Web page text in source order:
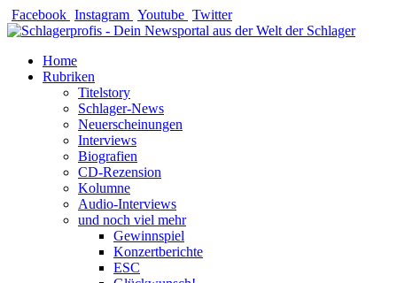
Zum
Inhalt
Facebook Instagram Youtube Twitter
Home
Rubriken
Titelstory
Schlager-News
Neuerscheinungen
Interviews
Biografien
CD-Rezension
Kolumne
Audio-Interviews
und noch viel mehr
Gewinnspiel
Konzertberichte
ESC